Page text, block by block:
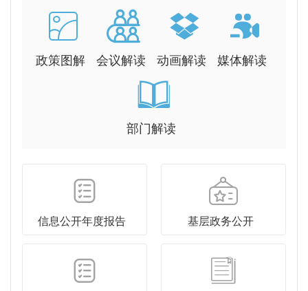
政策图解 会议解读 动画解读 媒体解读
部门解读
信息公开年度报告 基层政务公开